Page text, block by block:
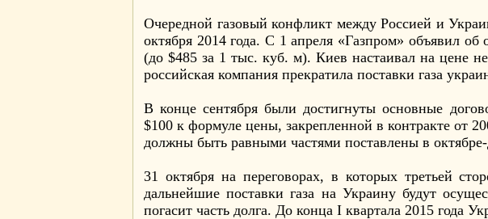
Очередной газовый конфликт между Россией и
октября 2014 года. С 1 апреля «Газпром» объявил
(до $485 за 1 тыс. куб. м). Киев настаивал на цене
российская компания прекратила поставки газа
В конце сентября были достигнуты основные
$100 к формуле цены, закрепленной в контракте от
должны быть равными частями поставлены в октябре-
31 октября на переговорах, в которых третьей
дальнейшие поставки газа на Украину будут
погасит часть долга. До конца I квартала 2015 года